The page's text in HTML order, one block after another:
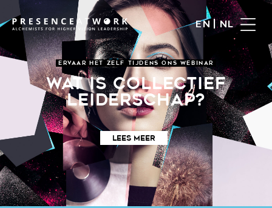
EN | NL
ERVAAR HET ZELF TIJDENS ONS WEBINAR
WAT IS COLLECTIEF
LEIDERSCHAP?
LEES MEER